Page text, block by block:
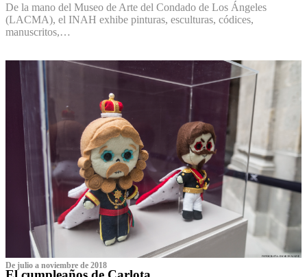
De la mano del Museo de Arte del Condado de Los Ángeles
(LACMA), el INAH exhibe pinturas, esculturas, códices,
manuscritos,…
De julio a noviembre de 2018